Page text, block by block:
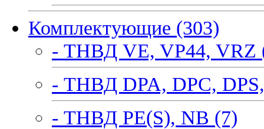
Комплектующие (303)
- ТНВД VE, VP44, VRZ
- ТНВД DPA, DPC,
- ТНВД PE(S), NB (7)